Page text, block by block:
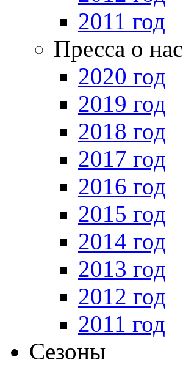
2011 год
Пресса о нас
2020 год
2019 год
2018 год
2017 год
2016 год
2015 год
2014 год
2013 год
2012 год
2011 год
Сезоны